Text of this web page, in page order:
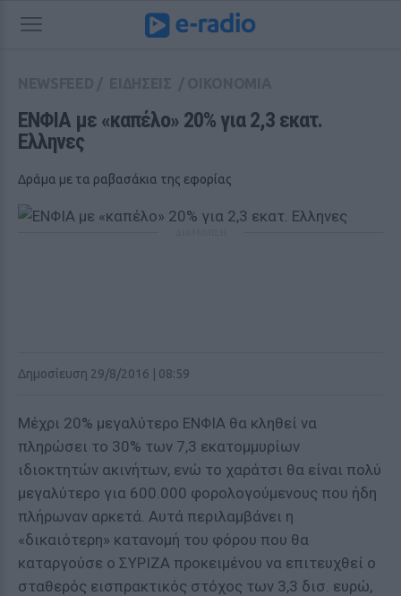
ΕΝΦΙΑ με «καπέλο» 20% για 2,3 εκατ.
Ελληνες
Δράμα με τα ραβασάκια της εφορίας
Δημοσίευση 29/8/2016 | 08:59
Μέχρι 20% μεγαλύτερο ΕΝΦΙΑ θα κληθεί να
πληρώσει το 30% των 7,3 εκατομμυρίων
ιδιοκτητών ακινήτων, ενώ το χαράτσι θα είναι πολύ
μεγαλύτερο για 600.000 φορολογούμενους που ήδη
πλήρωναν αρκετά. Αυτά περιλαμβάνει η
«δικαιότερη» κατανομή του φόρου που θα
καταργούσε ο ΣΥΡΙΖΑ προκειμένου να επιτευχθεί ο
σταθερός εισπρακτικός στόχος των 3,3 δισ. ευρώ,